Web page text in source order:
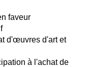
faveur
d'œuvres d'art et
à l'achat de